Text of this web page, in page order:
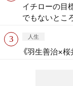
イチローの目
でもないとこ
人生
《羽生善治×